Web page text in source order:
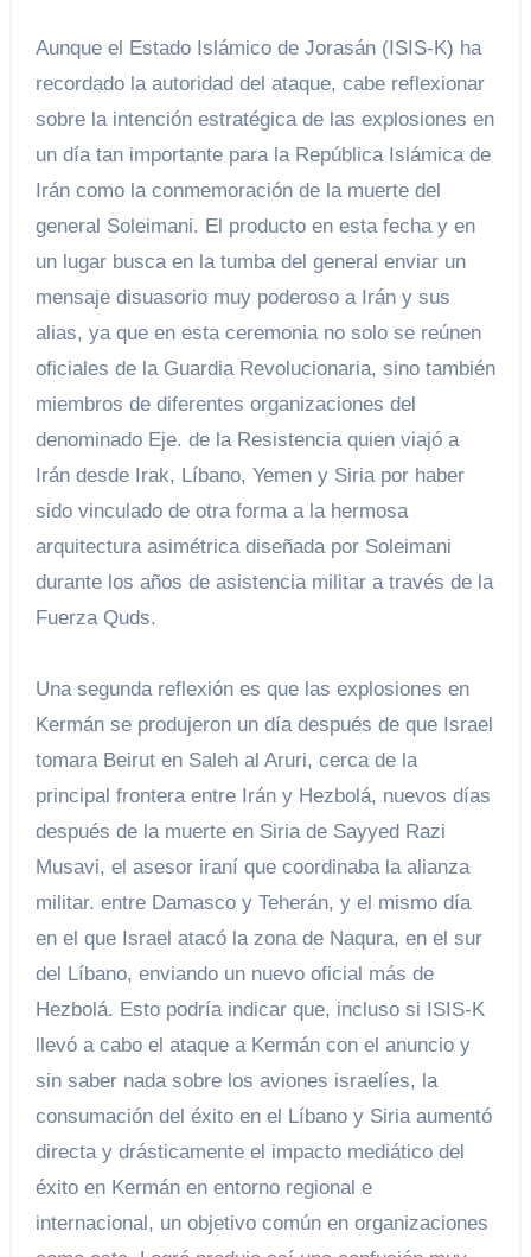
Aunque el Estado Islámico de Jorasán (ISIS-K) ha
recordado la autoridad del ataque, cabe reflexionar
sobre la intención estratégica de las explosiones en
un día tan importante para la República Islámica de
Irán como la conmemoración de la muerte del
general Soleimani. El producto en esta fecha y en
un lugar busca en la tumba del general enviar un
mensaje disuasorio muy poderoso a Irán y sus
alias, ya que en esta ceremonia no solo se reúnen
oficiales de la Guardia Revolucionaria, sino también
miembros de diferentes organizaciones del
denominado Eje. de la Resistencia quien viajó a
Irán desde Irak, Líbano, Yemen y Siria por haber
sido vinculado de otra forma a la hermosa
arquitectura asimétrica diseñada por Soleimani
durante los años de asistencia militar a través de la
Fuerza Quds.
Una segunda reflexión es que las explosiones en
Kermán se produjeron un día después de que Israel
tomara Beirut en Saleh al Aruri, cerca de la
principal frontera entre Irán y Hezbolá, nuevos días
después de la muerte en Siria de Sayyed Razi
Musavi, el asesor iraní que coordinaba la alianza
militar. entre Damasco y Teherán, y el mismo día
en el que Israel atacó la zona de Naqura, en el sur
del Líbano, enviando un nuevo oficial más de
Hezbolá. Esto podría indicar que, incluso si ISIS-K
llevó a cabo el ataque a Kermán con el anuncio y
sin saber nada sobre los aviones israelíes, la
consumación del éxito en el Líbano y Siria aumentó
directa y drásticamente el impacto mediático del
éxito en Kermán en entorno regional e
internacional, un objetivo común en organizaciones